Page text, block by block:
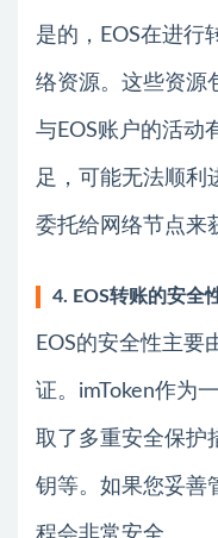
是的，EOS在进行
络资源。这些资源
与EOS账户的活动
足，可能无法顺利
委托给网络节点来
4. EOS转账的安全
EOS的安全性主要
证。imToken作为
取了多重安全保护
钥等。如果您妥善